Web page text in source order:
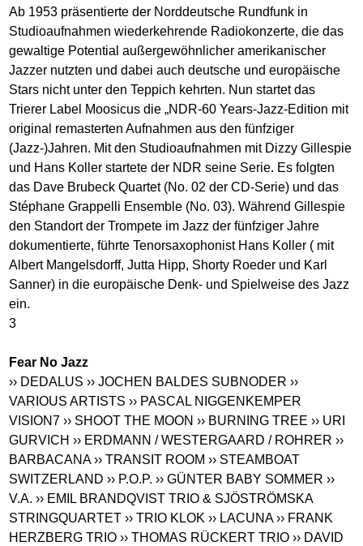
Ab 1953 präsentierte der Norddeutsche Rundfunk in
Studioaufnahmen wiederkehrende Radiokonzerte, die das
gewaltige Potential außergewöhnlicher amerikanischer
Jazzer nutzten und dabei auch deutsche und europäische
Stars nicht unter den Teppich kehrten. Nun startet das
Trierer Label Moosicus die „NDR-60 Years-Jazz-Edition mit
original remasterten Aufnahmen aus den fünfziger
(Jazz-)Jahren. Mit den Studioaufnahmen mit Dizzy Gillespie
und Hans Koller startete der NDR seine Serie. Es folgten
das Dave Brubeck Quartet (No. 02 der CD-Serie) und das
Stéphane Grappelli Ensemble (No. 03). Während Gillespie
den Standort der Trompete im Jazz der fünfziger Jahre
dokumentierte, führte Tenorsaxophonist Hans Koller ( mit
Albert Mangelsdorff, Jutta Hipp, Shorty Roeder und Karl
Sanner) in die europäische Denk- und Spielweise des Jazz
ein.
3
Fear No Jazz
›› DEDALUS ›› JOCHEN BALDES SUBNODER ››
VARIOUS ARTISTS ›› PASCAL NIGGENKEMPER
VISION7 ›› SHOOT THE MOON ›› BURNING TREE ›› URI
GURVICH ›› ERDMANN / WESTERGAARD / ROHRER ››
BARBACANA ›› TRANSIT ROOM ›› STEAMBOAT
SWITZERLAND ›› P.O.P. ›› GÜNTER BABY SOMMER ››
V.A. ›› EMIL BRANDQVIST TRIO & SJÖSTRÖMSKA
STRINGQUARTET ›› TRIO KLOK ›› LACUNA ›› FRANK
HERZBERG TRIO ›› THOMAS RÜCKERT TRIO ›› DAVID